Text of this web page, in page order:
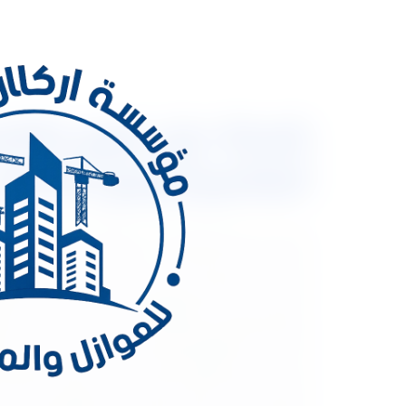
العالمية ومع
شركة عزل فوم
يستخدم في حماية المبنى من الكثير من الأضرار
العديد من المشاكل التي تهدد كافة المباني
عقباها، ومن هذا المنطلق وبناءاً على العديد من
هناك شركة تقوم بتقديم خدمات العزل المائي على
الخدمي من جانبها لكافة الأسر في داخل مدينة